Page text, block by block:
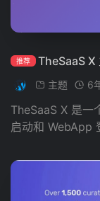
推荐 TheSaaS X
主题 6
TheSaaS X 是一
启动和 WebApp